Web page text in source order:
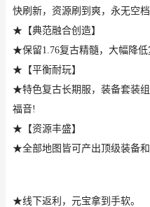
快刷新，资源刷到爽，永无空
★【典范融合创造】
★保留1.76复古精髓，大幅降
★【平衡耐玩】
★特色复古长期服，装备套装
福音!
★【资源丰盛】
★全部地图皆可产出顶级装备
★线下返利，元宝拿到手软。